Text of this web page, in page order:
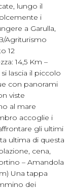
lungo il
i
a Garulla,
Agriturismo
12
14,5 Km –
lascia il piccolo
con panorami
viste
al mare
accoglie i
gli ultimi
ultima di questa
cena,
– Amandola
Una tappa
dei